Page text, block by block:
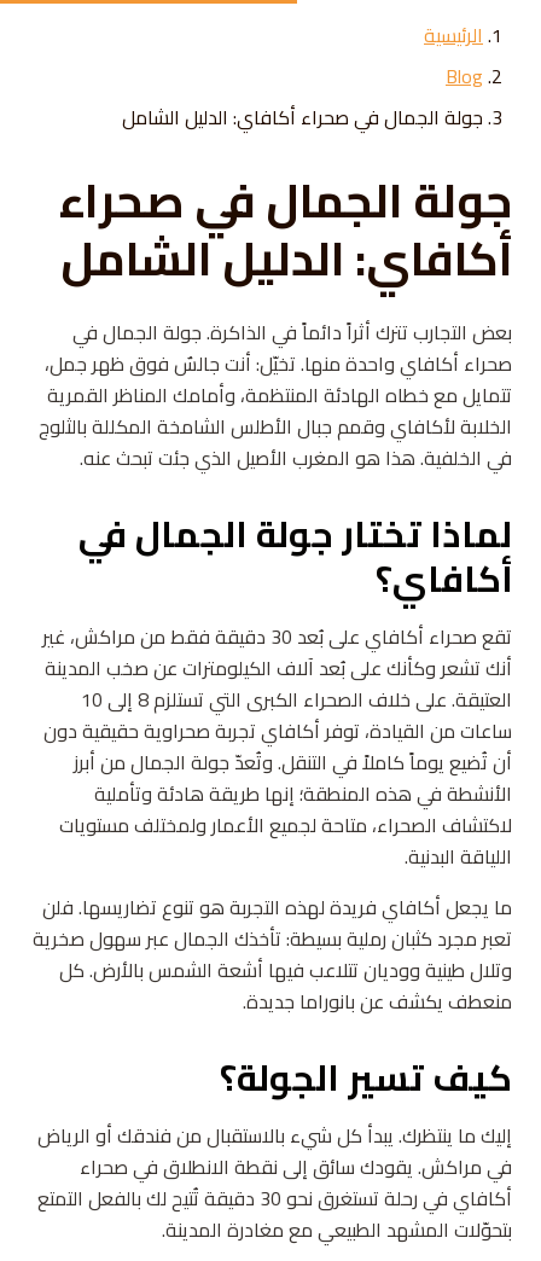
الرئيسية
Blog
جولة الجمال في صحراء أكافاي: الدليل الشامل
جولة الجمال في صحراء
أكافاي: الدليل الشامل
بعض التجارب تترك أثراً دائماً في الذاكرة. جولة الجمال في
صحراء أكافاي واحدة منها. تخيّل: أنت جالسٌ فوق ظهر جمل،
تتمايل مع خطاه الهادئة المنتظمة، وأمامك المناظر القمرية
الخلابة لأكافاي وقمم جبال الأطلس الشامخة المكللة بالثلوج
في الخلفية. هذا هو المغرب الأصيل الذي جئت تبحث عنه.
لماذا تختار جولة الجمال في
أكافاي؟
تقع صحراء أكافاي على بُعد 30 دقيقة فقط من مراكش، غير
أنك تشعر وكأنك على بُعد آلاف الكيلومترات عن صخب المدينة
العتيقة. على خلاف الصحراء الكبرى التي تستلزم 8 إلى 10
ساعات من القيادة، توفر أكافاي تجربة صحراوية حقيقية دون
أن تُضيع يوماً كاملاً في التنقل. وتُعدّ جولة الجمال من أبرز
الأنشطة في هذه المنطقة؛ إنها طريقة هادئة وتأملية
لاكتشاف الصحراء، متاحة لجميع الأعمار ولمختلف مستويات
اللياقة البدنية.
ما يجعل أكافاي فريدة لهذه التجربة هو تنوع تضاريسها. فلن
تعبر مجرد كثبان رملية بسيطة: تأخذك الجمال عبر سهول صخرية
وتلال طينية ووديان تتلاعب فيها أشعة الشمس بالأرض. كل
منعطف يكشف عن بانوراما جديدة.
كيف تسير الجولة؟
إليك ما ينتظرك. يبدأ كل شيء بالاستقبال من فندقك أو الرياض
في مراكش. يقودك سائق إلى نقطة الانطلاق في صحراء
أكافاي في رحلة تستغرق نحو 30 دقيقة تُتيح لك بالفعل التمتع
بتحوّلات المشهد الطبيعي مع مغادرة المدينة.